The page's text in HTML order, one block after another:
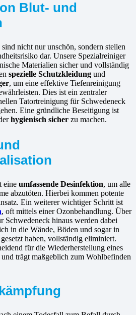
Blut- und
nicht nur unschön, sondern stellen
dar. Unsere Spezialreiniger
Materialien sicher und vollständig
spezielle Schutzkleidung und
, um eine effektive Tiefenreinigung
Dies ist ein zentraler
Tatortreinigung für Schwedeneck
Eine gründliche Beseitigung ist
hygienisch sicher zu machen.
eine umfassende Desinfektion, um alle
abzutöten. Hierbei kommen potente
Ein weiterer wichtiger Schritt ist
, oft mittels einer Ozonbehandlung. Über
Schwedeneck hinaus werden dabei
in die Wände, Böden und sogar in
haben, vollständig eliminiert.
für die Wiederherstellung eines
trägt maßgeblich zum Wohlbefinden